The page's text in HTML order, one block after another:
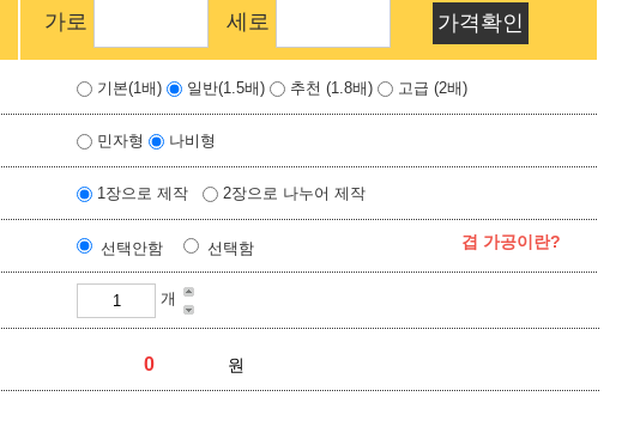
가로 세로
기본(1배) 일반(1.5배) 추천 (1.8배) 고급 (2배)
민자형 나비형
1장으로 제작 2장으로 나누어 제작
선택안함 선택함 겹 가공이란?
개
원